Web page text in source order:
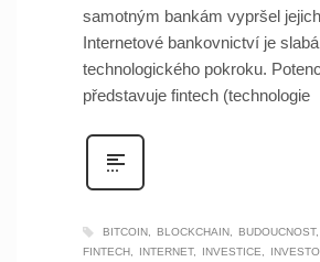
samotným bankám vypršel
Internetové bankovnictví je
technologického pokroku.
představuje fintech (technologie
BITCOIN BLOCKCHAIN BUDOUCNOST
FINTECH
INTERNET INVESTICE